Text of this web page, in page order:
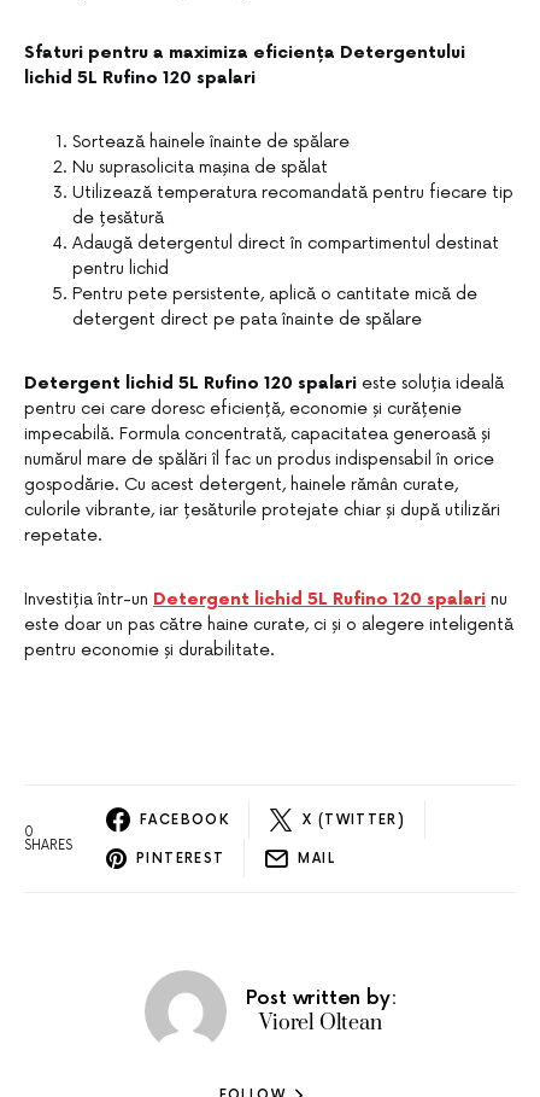
Sfaturi pentru a maximiza eficiența Detergentului
lichid 5L Rufino 120 spalari
Sortează hainele înainte de spălare
Nu suprasolicita mașina de spălat
Utilizează temperatura recomandată pentru fiecare tip
de țesătură
Adaugă detergentul direct în compartimentul destinat
pentru lichid
Pentru pete persistente, aplică o cantitate mică de
detergent direct pe pata înainte de spălare
Detergent lichid 5L Rufino 120 spalari este soluția ideală
pentru cei care doresc eficiență, economie și curățenie
impecabilă. Formula concentrată, capacitatea generoasă și
numărul mare de spălări îl fac un produs indispensabil în orice
gospodărie. Cu acest detergent, hainele rămân curate,
culorile vibrante, iar țesăturile protejate chiar și după utilizări
repetate.
Investiția într-un Detergent lichid 5L Rufino 120 spalari nu
este doar un pas către haine curate, ci și o alegere inteligentă
pentru economie și durabilitate.
0
SHARES
FACEBOOK X (TWITTER)
PINTEREST MAIL
Post written by:
Viorel Oltean